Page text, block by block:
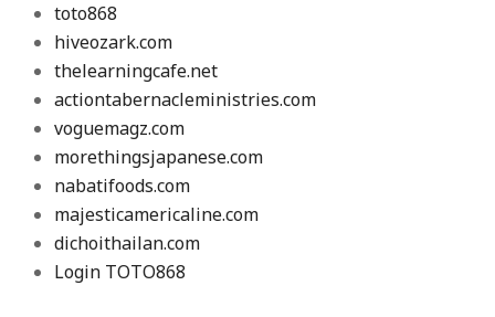
toto868
hiveozark.com
thelearningcafe.net
actiontabernacleministries.com
voguemagz.com
morethingsjapanese.com
nabatifoods.com
majesticamericaline.com
dichoithailan.com
Login TOTO868